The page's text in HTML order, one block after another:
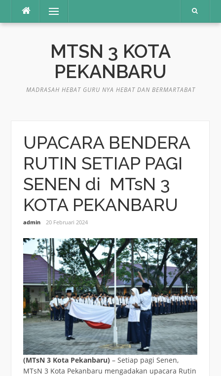
konten
Menu
MTSN 3 KOTA
PEKANBARU
MADRASAH HEBAT GURU NYA HEBAT DAN BERMARTABAT
UPACARA BENDERA
RUTIN SETIAP PAGI
SENEN di MTsN 3
KOTA PEKANBARU
admin 20 Februari 2024
(MTsN 3 Kota Pekanbaru)– Setiap pagi Senen,
MTsN 3 Kota Pekanbaru mengadakan upacara Rutin